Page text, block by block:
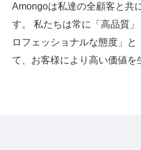
Amongoは私達の全顧客と共
す。 私たちは常に「高品質
ロフェッショナルな態度」
て、お客様により高い価値を